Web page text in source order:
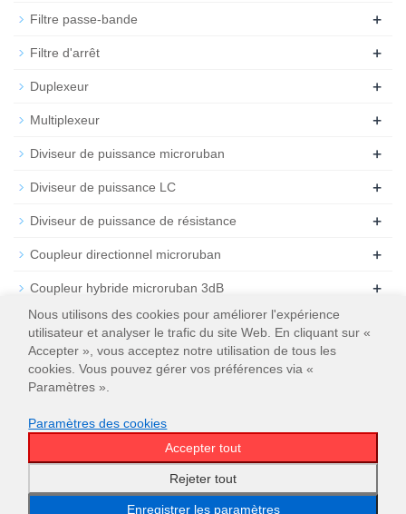
Filtre passe-bande +
Filtre d'arrêt +
Duplexeur +
Multiplexeur +
Diviseur de puissance microruban +
Diviseur de puissance LC +
Diviseur de puissance de résistance +
Coupleur directionnel microruban +
Coupleur hybride microruban 3dB +
Atténuateur
Résiliation
WT Microwave INC.
Nous utilisons des cookies pour améliorer l'expérience
utilisateur et analyser le trafic du site Web. En cliquant sur «
Accepter », vous acceptez notre utilisation de tous les
cookies. Vous pouvez gérer vos préférences via «
Paramètres ».
Paramètres des cookies
Accepter tout
Rejeter tout
Enregistrer les paramètres